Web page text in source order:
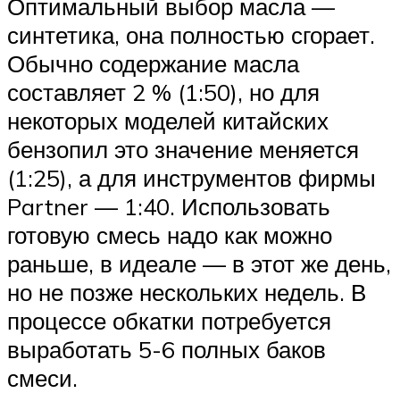
Оптимальный выбор масла —
синтетика, она полностью сгорает.
Обычно содержание масла
составляет 2 % (1:50), но для
некоторых моделей китайских
бензопил это значение меняется
(1:25), а для инструментов фирмы
Partner — 1:40. Использовать
готовую смесь надо как можно
раньше, в идеале — в этот же день,
но не позже нескольких недель. В
процессе обкатки потребуется
выработать 5-6 полных баков
смеси.